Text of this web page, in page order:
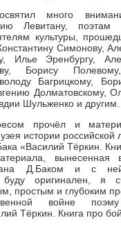
много
Левитану, поэтам
культуры,
Симонову,
Илье Эренбургу,
Борису
Багрицкому,
Долматовскому,
Шульженко и другим.
прочёл и
истории российской
«Василий Тёркин.
вынесенная
Д.Баком и с
буду оригинален, я
простым и глубоким
войне
Тёркин. Книга про